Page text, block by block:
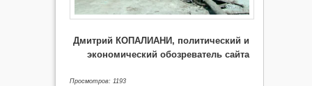
Дмитрий КОПАЛИАНИ, политический и
экономический обозреватель сайта
Просмотров: 1193